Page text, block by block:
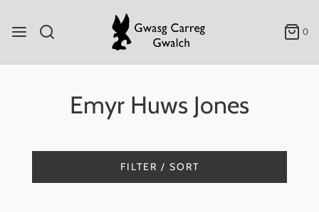
0
Emyr Huws Jones
FILTER / SORT